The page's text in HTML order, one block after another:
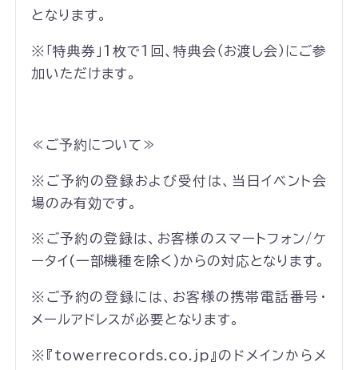
となります。
※「特典券」1枚で1回、特典会（お渡し会）にご参
加いただけます。
≪ご予約について≫
※ご予約の登録および受付は、当日イベント会
場のみ有効です。
※ご予約の登録は、お客様のスマートフォン/ケ
ータイ(一部機種を除く)からの対応となります。
※ご予約の登録には、お客様の携帯電話番号・
メールアドレスが必要となります。
※『towerrecords.co.jp』のドメインからメ